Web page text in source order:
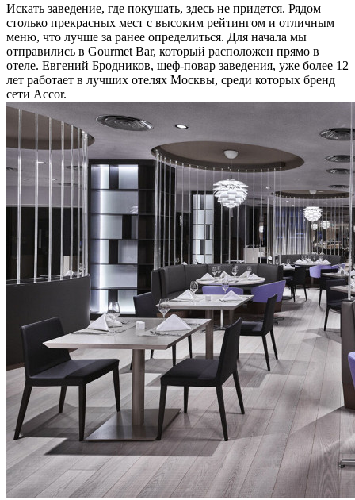
Искать заведение, где покушать, здесь не придется. Рядом
столько прекрасных мест с высоким рейтингом и отличным
меню, что лучше за ранее определиться. Для начала мы
отправились в Gourmet Bar, который расположен прямо в
отеле. Евгений Бродников, шеф-повар заведения, уже более 12
лет работает в лучших отелях Москвы, среди которых бренд
сети Accor.